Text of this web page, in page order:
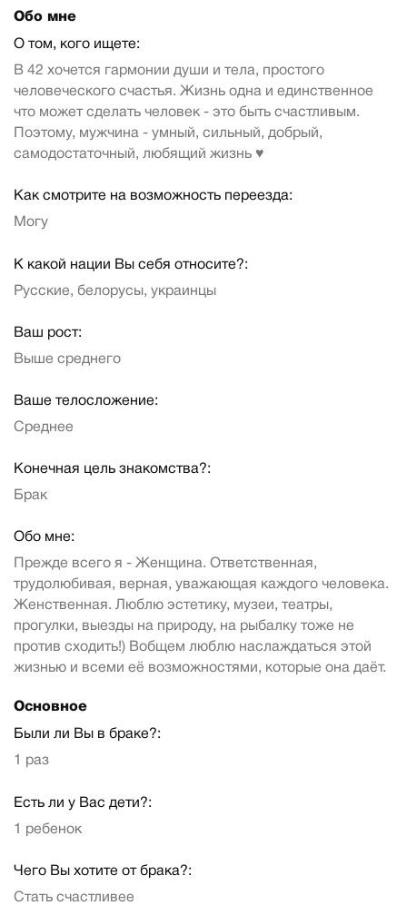
Обо мне
О том, кого ищете:
В 42 хочется гармонии души и тела, простого
человеческого счастья. Жизнь одна и единственное
что может сделать человек - это быть счастливым.
Поэтому, мужчина - умный, сильный, добрый,
самодостаточный, любящий жизнь ♥️
Как смотрите на возможность переезда:
Могу
К какой нации Вы себя относите?:
Русские, белорусы, украинцы
Ваш рост:
Выше среднего
Ваше телосложение:
Среднее
Конечная цель знакомства?:
Брак
Обо мне:
Прежде всего я - Женщина. Ответственная,
трудолюбивая, верная, уважающая каждого человека.
Женственная. Люблю эстетику, музеи, театры,
прогулки, выезды на природу, на рыбалку тоже не
против сходить!) Вобщем люблю наслаждаться этой
жизнью и всеми её возможностями, которые она даёт.
Основное
Были ли Вы в браке?:
1 раз
Есть ли у Вас дети?:
1 ребенок
Чего Вы хотите от брака?:
Стать счастливее